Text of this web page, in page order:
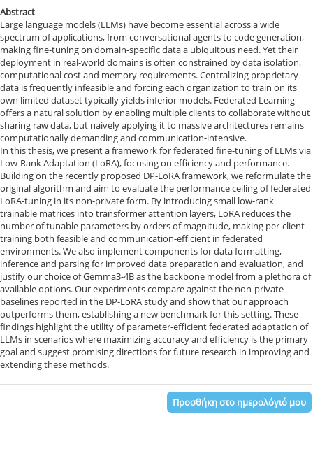
Abstract
Large language models (LLMs) have become essential across a wide
spectrum of applications, from conversational agents to code generation,
making fine-tuning on domain-specific data a ubiquitous need. Yet their
deployment in real-world domains is often constrained by data isolation,
computational cost and memory requirements. Centralizing proprietary
data is frequently infeasible and forcing each organization to train on its
own limited dataset typically yields inferior models. Federated Learning
offers a natural solution by enabling multiple clients to collaborate without
sharing raw data, but naively applying it to massive architectures remains
computationally demanding and communication-intensive.
In this thesis, we present a framework for federated fine-tuning of LLMs via
Low-Rank Adaptation (LoRA), focusing on efficiency and performance.
Building on the recently proposed DP-LoRA framework, we reformulate the
original algorithm and aim to evaluate the performance ceiling of federated
LoRA-tuning in its non-private form. By introducing small low-rank
trainable matrices into transformer attention layers, LoRA reduces the
number of tunable parameters by orders of magnitude, making per-client
training both feasible and communication-efficient in federated
environments. We also implement components for data formatting,
inference and parsing for improved data preparation and evaluation, and
justify our choice of Gemma3-4B as the backbone model from a plethora of
available options. Our experiments compare against the non-private
baselines reported in the DP-LoRA study and show that our approach
outperforms them, establishing a new benchmark for this setting. These
findings highlight the utility of parameter-efficient federated adaptation of
LLMs in scenarios where maximizing accuracy and efficiency is the primary
goal and suggest promising directions for future research in improving and
extending these methods.
Προσθήκη στο ημερολόγιό μου